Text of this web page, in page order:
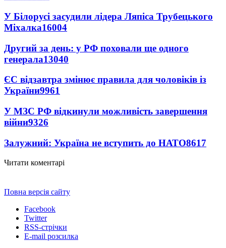
У Білорусі засудили лідера Ляпіса Трубецького
Міхалка16004
Другий за день: у РФ поховали ще одного
генерала13040
ЄС відзавтра змінює правила для чоловіків із
України9961
У МЗС РФ відкинули можливість завершення
війни9326
Залужний: Україна не вступить до НАТО8617
Читати коментарі
Повна версія сайту
Facebook
Twitter
RSS-стрічки
E-mail розсилка